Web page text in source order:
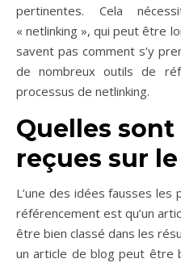
pertinentes. Cela
« netlinking », qui peut être
savent pas comment s’y
de nombreux outils de
processus de netlinking.
Quelles sont
reçues sur le
L’une des idées fausses
référencement est qu’un
être bien classé dans les
un article de blog peut être